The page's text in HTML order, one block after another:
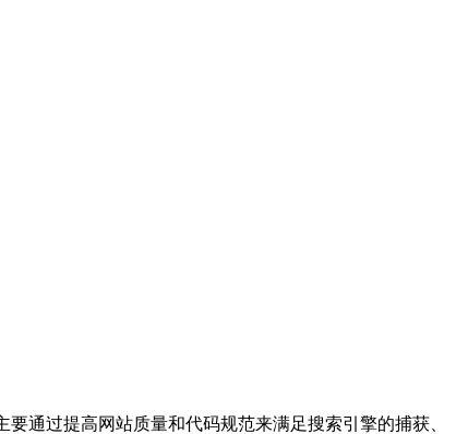
通过提高网站质量和代码规范来满足搜索引擎的捕获、